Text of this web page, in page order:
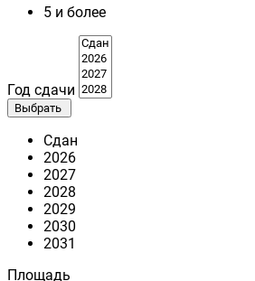
5 и более
Год сдачи
Выбрать
Сдан
2026
2027
2028
2029
2030
2031
Площадь